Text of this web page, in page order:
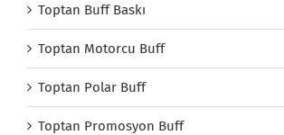
Toptan Buff Baskı
Toptan Motorcu Buff
Toptan Polar Buff
Toptan Promosyon Buff